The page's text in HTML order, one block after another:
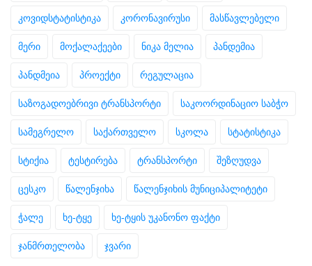
კოვიდსტატისტიკა კორონავირუსი მასწავლებელი
მერი მოქალაქეები ნიკა მელია პანდემია
პანდმეია პროექტი რეგულაცია
საზოგადოებრივი ტრანსპორტი საკოორდინაციო საბჭო
სამეგრელო საქართველო სკოლა სტატისტიკა
სტიქია ტესტირება ტრანსპორტი შეზღუდვა
ცესკო წალენჯიხა წალენჯიხის მუნიციპალიტეტი
ჭალე ხე-ტყე ხე-ტყის უკანონო ფაქტი
ჯანმრთელობა ჯვარი